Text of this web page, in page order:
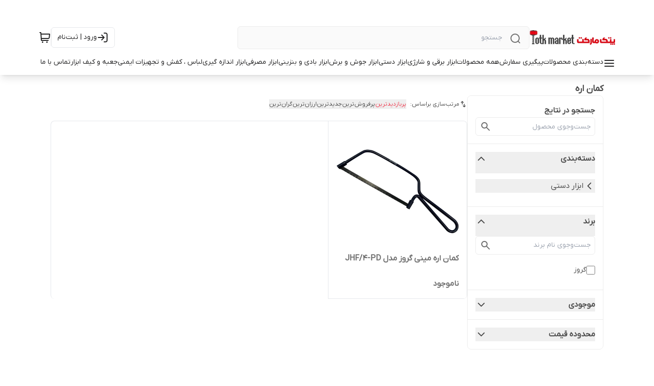
ورود | ثبت‌نام
دسته‌بندی محصولاتپیگیری سفارشهمه محصولاتابزار برقی و شارژیابزار دستیابزار جوش و برشابزار بادی و بنزینیابزار مصرفیابزار اندازه گیریلباس ، کفش و تجهیزات ایمنیجعبه و کیف ابزارتماس با ما
کمان اره
جستجو در نتایج
دسته‌بندی
ابزار دستی
برند
گروز
موجودی
محدوده قیمت
مرتب‌سازی براساس: پربازدیدترینپرفروش‌ترینجدیدترینارزان‌ترینگران‌ترین
کمان اره مینی گروز مدل JHF/4-PD
ناموجود